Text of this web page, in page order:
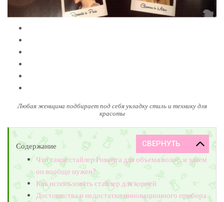
Любая женщина подбирает под себя укладку стиль и технику для
красоты
Содержание
Что такое стайлер Ровента для объема волос, и зачем
он вообще нужен?
Как использовать стайлер для корней
Достоинства и недостатки инновационного прибора